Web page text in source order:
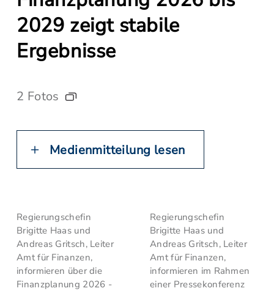
2029 zeigt stabile
Ergebnisse
2 Fotos
Medienmitteilung lesen
Regierungschefin
Brigitte Haas und
Andreas Gritsch, Leiter
Amt für Finanzen,
informieren über die
Finanzplanung 2026 -
Regierungschefin
Brigitte Haas und
Andreas Gritsch, Leiter
Amt für Finanzen,
informieren im Rahmen
einer Pressekonferenz